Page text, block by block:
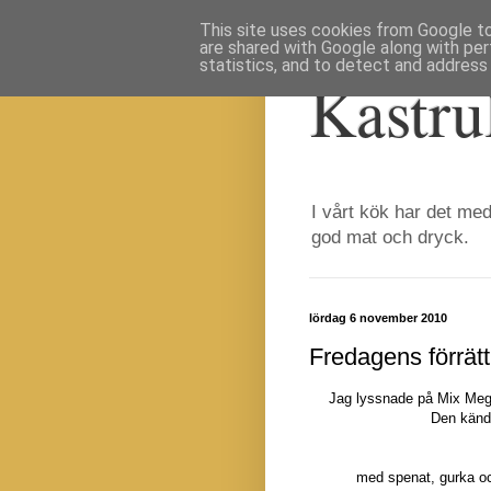
I vårt kök har det
god mat och dryck.
lördag 6 november 2010
Fredagens
Jag lyssnade på Mix
Den
med spenat, gurka
This site uses cookies from Google
are shared with Google along with
statistics, and to detect and address